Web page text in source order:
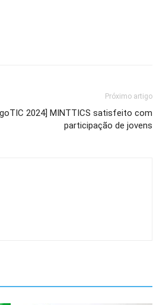
Próximo artigo
2024] MINTTICS satisfeito com
participação de jovens